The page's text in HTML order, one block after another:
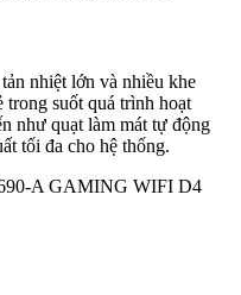
nhiệt lớn và nhiều khe
suốt quá trình hoạt
như quạt làm mát tự động
tối đa cho hệ thống.